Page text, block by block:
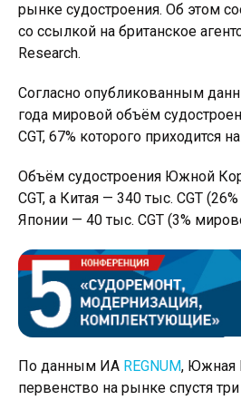
рынке судостроения. Об этом
со ссылкой на британское
Research.
Согласно опубликованным
года мировой объём
CGT, 67% которого
Объём судостроения Южной
CGT, а Китая — 340 тыс. CGT
Японии — 40 тыс. CGT (3%
По данным ИА REGNUM, Южная
первенство на рынке спустя